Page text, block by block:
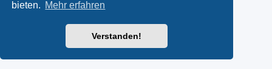
bieten. Mehr erfahren
Verstanden!